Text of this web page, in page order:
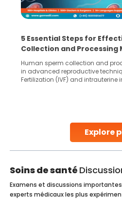
Explore
5 Essential Steps for
Collection and Processing
Human sperm collection and
in advanced reproductive
Fertilization (IVF) and intrauterine
collected, they process the
Soins de santé
Examens et discussions
experts médicaux les plus